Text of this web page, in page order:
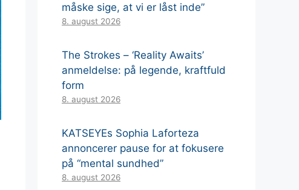
måske sige, at vi er låst inde”
8. august 2026
The Strokes – ‘Reality Awaits’
anmeldelse: på legende, kraftfuld
form
8. august 2026
KATSEYEs Sophia Laforteza
annoncerer pause for at fokusere
på “mental sundhed”
8. august 2026